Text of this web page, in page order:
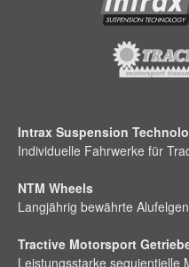
Intrax Suspension
Individuelle Fahrwerke für
NTM Wheels
Langjährig bewährte
Tractive Motorsport
Leistungsstarke sequientielle